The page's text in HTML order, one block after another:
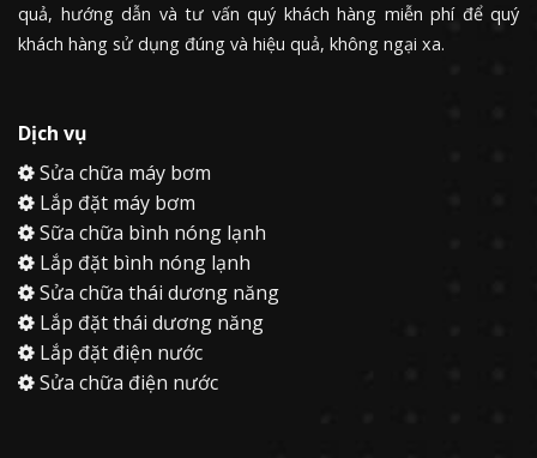
quả, hướng dẫn và tư vấn quý khách hàng miễn phí để quý
khách hàng sử dụng đúng và hiệu quả, không ngại xa.
Dịch vụ
Sửa chữa máy bơm
Lắp đặt máy bơm
Sữa chữa bình nóng lạnh
Lắp đặt bình nóng lạnh
Sửa chữa thái dương năng
Lắp đặt thái dương năng
Lắp đặt điện nước
Sửa chữa điện nước